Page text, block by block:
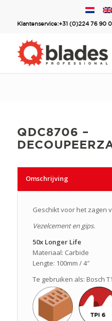
Klantenservice:+31 (0)224 76 90
QDC8706 –
Omschrijving
Geschikt voor het zagen
Vezelcement en gips.
50x Longer Life
Materiaal: Carbide
Lengte: 100mm / 4″
Te gebruiken als: Bosch